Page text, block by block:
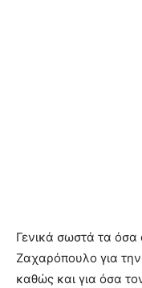
Γενικά σωστά τα
Ζαχαρόπουλο για
καθώς και για όσα